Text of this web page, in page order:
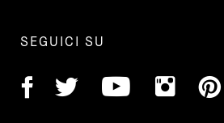
SEGUICI SU